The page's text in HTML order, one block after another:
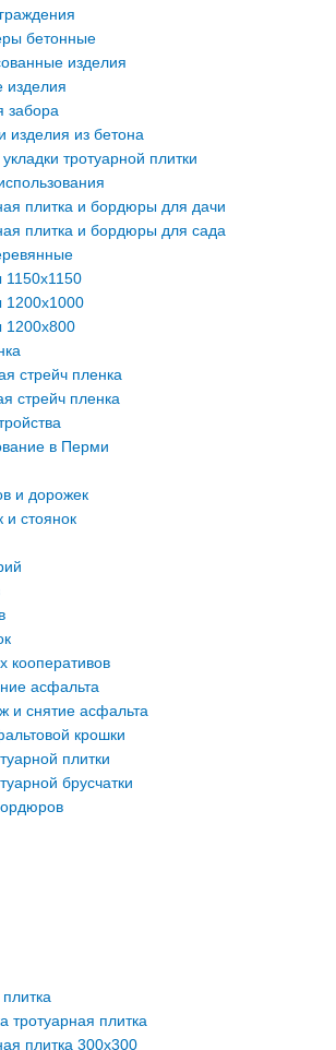
бетонные
изделия
изделия
забора
изделия из бетона
тротуарной плитки
плитка и бордюры для дачи
плитка и бордюры для сада
1200х1000
1200х800
стрейч пленка
стрейч пленка
в Перми
и дорожек
и стоянок
кооперативов
асфальта
и снятие асфальта
крошки
плитки
брусчатки
тротуарная плитка
плитка 300х300